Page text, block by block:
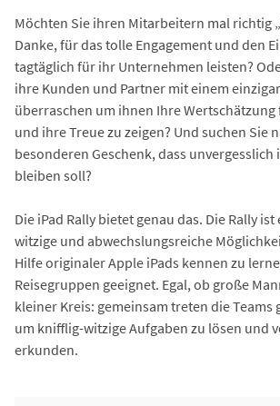
Möchten Sie ihren Mitarbeitern mal richtig
Danke, für das tolle Engagement und den
tagtäglich für ihr Unternehmen leisten?
ihre Kunden und Partner mit einem
überraschen um ihnen Ihre
und ihre Treue zu zeigen? Und suchen Sie
besonderen Geschenk, dass
bleiben soll?
Die iPad Rally bietet genau das. Die Rally
witzige und abwechslungsreiche
Hilfe originaler Apple iPads kennen zu
Reisegruppen geeignet. Egal, ob große
kleiner Kreis: gemeinsam treten die Teams
um knifflig-witzige Aufgaben zu lösen und
erkunden.